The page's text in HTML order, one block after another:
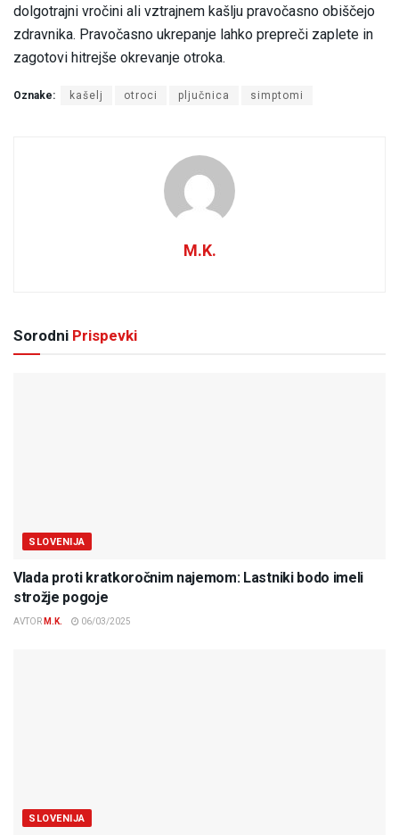
dolgotrajni vročini ali vztrajnem kašlju pravočasno obiščejo
zdravnika. Pravočasno ukrepanje lahko prepreči zaplete in
zagotovi hitrejše okrevanje otroka.
Oznake: kašelj otroci pljučnica simptomi
M.K.
Sorodni Prispevki
SLOVENIJA
Vlada proti kratkoročnim najemom: Lastniki bodo imeli
strožje pogoje
AVTOR M.K. 06/03/2025
SLOVENIJA